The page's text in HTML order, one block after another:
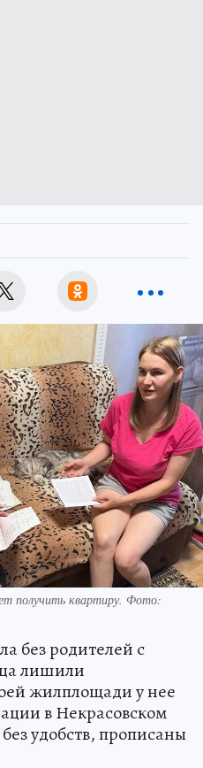
получить квартиру. Фото:
без родителей с
лишили
жилплощади у нее
в Некрасовском
удобств, прописаны